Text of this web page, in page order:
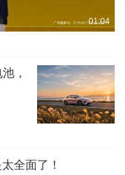
01:04
，
全面了！